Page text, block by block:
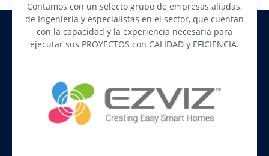
Contamos con un selecto grupo de empresas aliadas,
de Ingeniería y especialistas en el sector, que cuentan
con la capacidad y la experiencia necesaria para
ejecutar sus PROYECTOS con CALIDAD y EFICIENCIA.